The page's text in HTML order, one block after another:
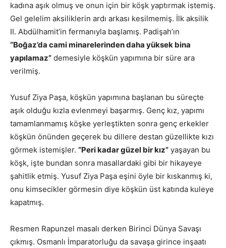
kadına aşık olmuş ve onun için bir köşk yaptırmak istemiş.
Gel gelelim aksiliklerin ardı arkası kesilmemiş. İlk aksilik
II. Abdülhamit’in fermanıyla başlamış. Padişah’ın
“Boğaz’da cami minarelerinden daha yüksek bina
yapılamaz” demesiyle köşkün yapımına bir süre ara
verilmiş.
Yusuf Ziya Paşa, köşkün yapımına başlanan bu süreçte
aşık olduğu kızla evlenmeyi başarmış. Genç kız, yapımı
tamamlanmamış köşke yerleştikten sonra genç erkekler
köşkün önünden geçerek bu dillere destan güzellikte kızı
görmek istemişler. “Peri kadar güzel bir kız” yaşayan bu
köşk, işte bundan sonra masallardaki gibi bir hikayeye
şahitlik etmiş. Yusuf Ziya Paşa eşini öyle bir kıskanmış ki,
onu kimsecikler görmesin diye köşkün üst katında kuleye
kapatmış.
Resmen Rapunzel masalı derken Birinci Dünya Savaşı
çıkmış. Osmanlı İmparatorluğu da savaşa girince inşaatı